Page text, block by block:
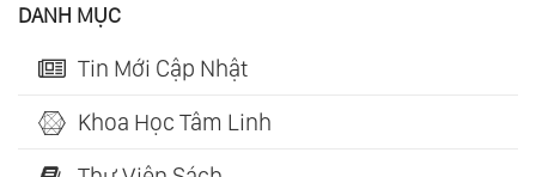
DANH MỤC
Tin Mới Cập Nhật
Khoa Học Tâm Linh